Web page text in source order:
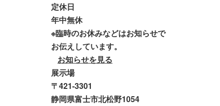
定休日
年中無休
※臨時のお休みなどはお知らせで
お伝えしています。
お知らせを見る
展示場
〒421-3301
静岡県富士市北松野1054